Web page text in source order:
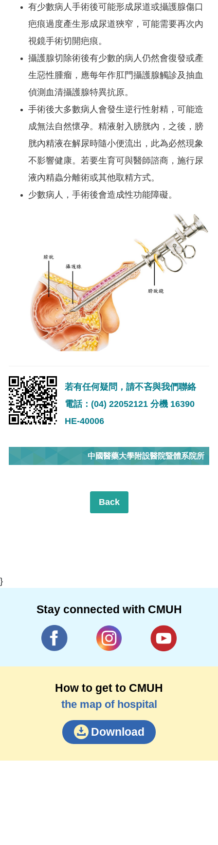
有少數病人手術後可能形成尿道或攝護腺傷口
疤痕過度產生形成尿道狹窄，可能需要再次內
視鏡手術切開疤痕。
攝護腺切除術後有少數的病人仍然會復發或產
生惡性腫瘤，應每年作肛門攝護腺觸診及抽血
偵測血清攝護腺特異抗原。
手術後大多數病人會發生逆行性射精，可能造
成無法自然懷孕。精液射入膀胱內，之後，膀
胱內精液在解尿時隨小便流出，此為必然現象
不影響健康。若要生育可與醫師諮商，施行尿
液內精蟲分離術或其他取精方式。
少數病人，手術後會造成性功能障礙。
若有任何疑問，請不吝與我們聯絡
電話：(04) 22052121 分機 16390
HE-40006
中國醫藥大學附設醫院暨體系院所
Back
}
Stay connected with CMUH
How to get to CMUH
the map of hospital
Download